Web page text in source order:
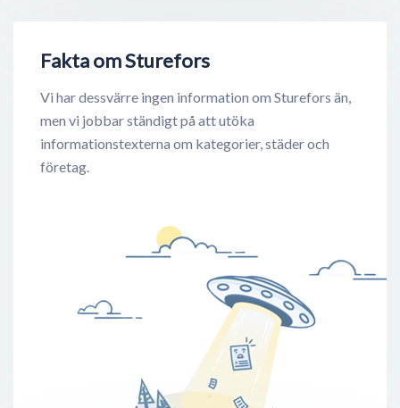
Fakta om Sturefors
Vi har dessvärre ingen information om Sturefors än,
men vi jobbar ständigt på att utöka
informationstexterna om kategorier, städer och
företag.